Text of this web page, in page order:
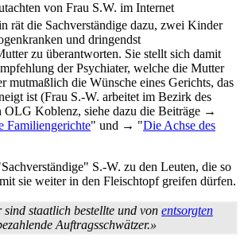
von Frau S.W. im Internet
rät die Sachverständige dazu, zwei Kinder
und dringendst
zu überantworten. Sie stellt sich damit
der Psychiater, welche die Mutter
mutmaßlich die Wünsche eines Gerichts, das
ist (Frau S.-W. arbeitet im Bezirk des
OLG Koblenz, siehe dazu die Beiträge →
Familiengerichte" und → "Die Achse des
S.-W. zu den Leuten, die so
sie weiter in den Fleischtopf greifen dürfen.
sind staatlich bestellte und von entsorgten
Auftragsschwätzer.»